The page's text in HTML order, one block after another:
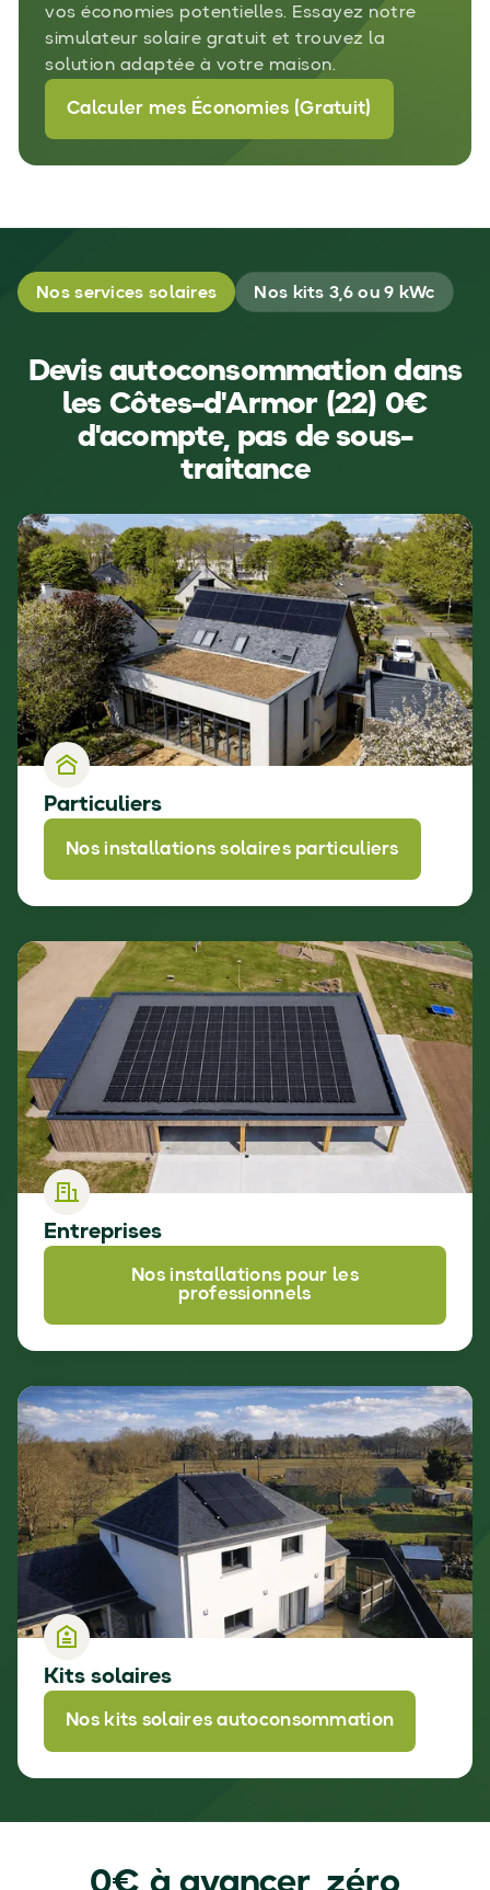
vos économies potentielles. Essayez notre
simulateur solaire gratuit et trouvez la
solution adaptée à votre maison.
Calculer mes Économies (Gratuit)
Nos services solaires Nos kits 3,6 ou 9 kWc
Devis autoconsommation dans
les Côtes-d'Armor (22) 0€
d'acompte, pas de sous-
traitance
Particuliers
Nos installations solaires particuliers
Entreprises
Nos installations pour les
professionnels
Kits solaires
Nos kits solaires autoconsommation